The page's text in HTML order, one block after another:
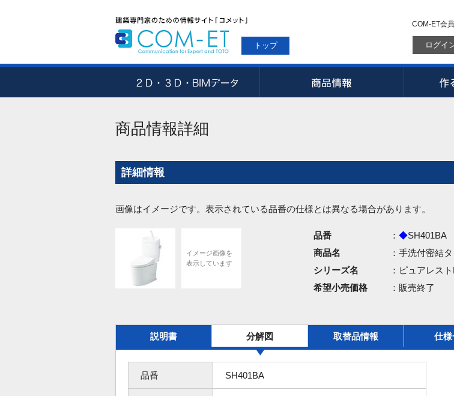
トップ
COM-ET会
ログイ
商品情報詳細
詳細情報
画像はイメージです。表示されている品番の仕様とは異なる場合があります。
イメージ画像を
表示しています
品番 ： ◆SH401BA
商品名
：手洗付密結
シリーズ名
：ピュアレス
希望小売価格
：販売終了
説明書 分解図 取替品情報 仕様
品番 SH401BA